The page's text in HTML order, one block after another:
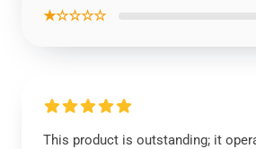
★☆☆☆☆
This product is outstanding; it